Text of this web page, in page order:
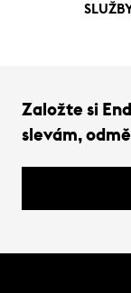
Založte si
slevám,